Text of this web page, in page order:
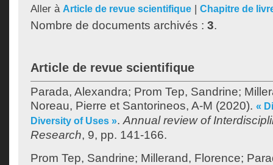
Aller à Article de revue scientifique | Chapitre de
Nombre de documents archivés : 3.
Article de revue scientifique
Parada, Alexandra; Prom Tep, Sandrine;
Noreau, Pierre et Santorineos, A-M (2020). «
Diversity of Uses ». Annual review of
Research, 9, pp. 141-166.
Prom Tep, Sandrine; Millerand, Florence;